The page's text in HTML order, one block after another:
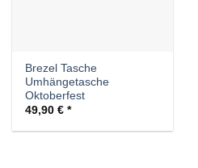
Brezel Tasche
Umhängetasche
Oktoberfest
49,90€